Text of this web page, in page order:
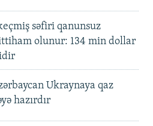
səfiri qanunsuz
olunur: 134 min dollar
Ukraynaya qaz
hazırdır